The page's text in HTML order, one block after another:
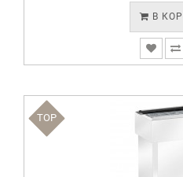
В
TOP